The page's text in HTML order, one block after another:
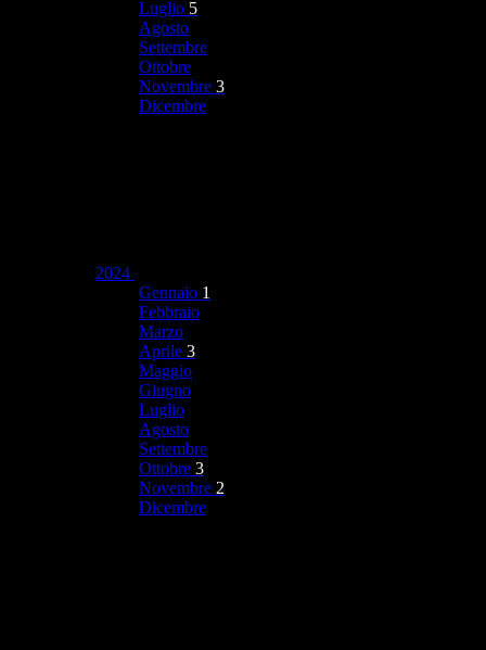
Luglio 5
Agosto
Settembre
Ottobre
Novembre 3
Dicembre
2024
Gennaio 1
Febbraio
Marzo
Aprile 3
Maggio
Giugno
Luglio
Agosto
Settembre
Ottobre 3
Novembre 2
Dicembre